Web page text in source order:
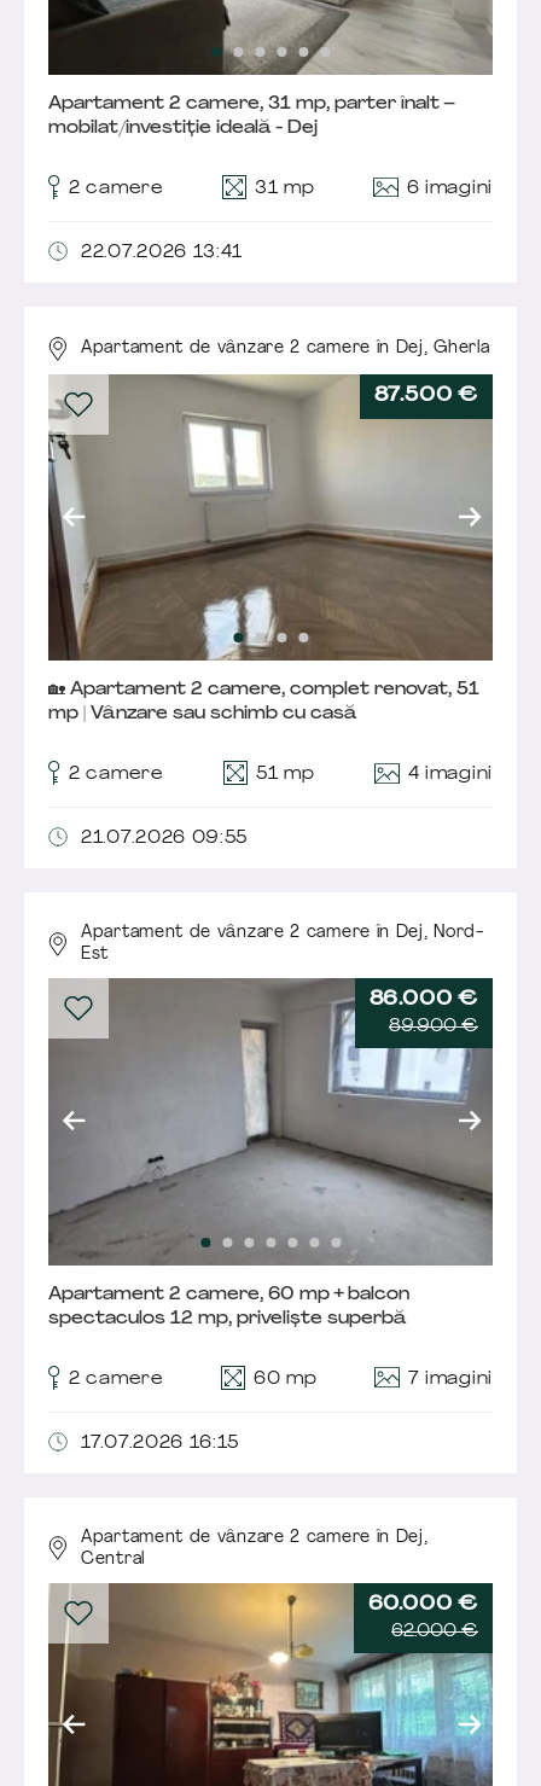
Apartament 2 camere, 31 mp, parter înalt –
mobilat/investiție ideală - Dej
2 camere 31 mp 6 imagini
22.07.2026 13:41
Apartament de vânzare 2 camere în Dej,Gherla
87.500 €
🏡 Apartament 2 camere, complet renovat, 51
mp | Vânzare sau schimb cu casă
2 camere 51 mp 4 imagini
21.07.2026 09:55
Apartament de vânzare 2 camere în Dej,Nord-
Est
86.000 €
89.900 €
Apartament 2 camere, 60 mp + balcon
spectaculos 12 mp, priveliște superbă
2 camere 60 mp 7 imagini
17.07.2026 16:15
Apartament de vânzare 2 camere în Dej,
Central
60.000 €
62.000 €